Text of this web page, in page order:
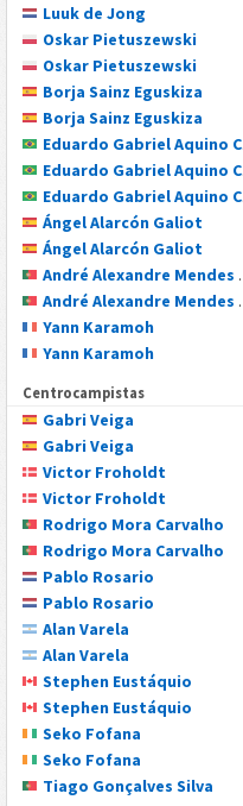
Luuk de Jong
Oskar Pietuszewski
Oskar Pietuszewski
Borja Sainz Eguskiza
Borja Sainz Eguskiza
Eduardo Gabriel Aquino Cossa
Eduardo Gabriel Aquino Cossa
Eduardo Gabriel Aquino Cossa
Ángel Alarcón Galiot
Ángel Alarcón Galiot
André Alexandre Mendes Miranda
André Alexandre Mendes Miranda
Yann Karamoh
Yann Karamoh
Centrocampistas
Gabri Veiga
Gabri Veiga
Victor Froholdt
Victor Froholdt
Rodrigo Mora Carvalho
Rodrigo Mora Carvalho
Pablo Rosario
Pablo Rosario
Alan Varela
Alan Varela
Stephen Eustáquio
Stephen Eustáquio
Seko Fofana
Seko Fofana
Tiago Gonçalves Silva